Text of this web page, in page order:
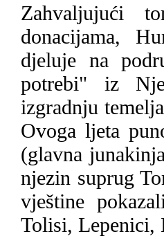
Zahvaljujući
donacijama,
djeluje na
potrebi" iz
izgradnju
Ovoga ljeta
(glavna
njezin suprug
vještine
Tolisi, Lepenici,